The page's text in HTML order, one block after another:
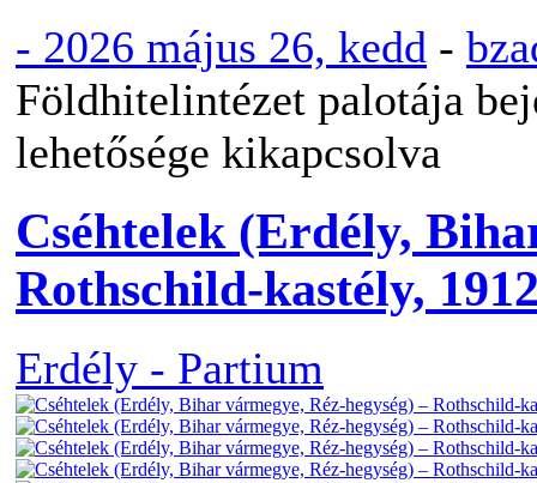
- 2026 május 26, kedd -
Földhitelintézet palotája
lehetősége kikapcsolva
Cséhtelek (Erdély,
Rothschild-kastély,
Erdély - Partium